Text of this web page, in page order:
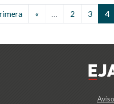
« … 2 3 4